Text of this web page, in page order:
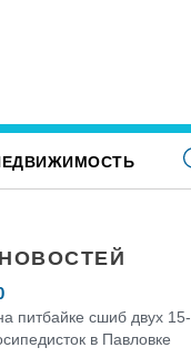
питбайке сшиб двух 15-
в Павловке